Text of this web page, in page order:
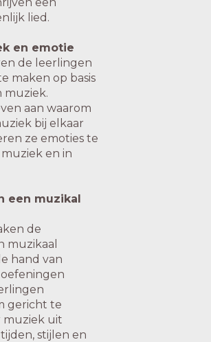
lied.
en emotie
de leerlingen
maken op basis
muziek.
aan waarom
bij elkaar
ze emoties te
en in
een muzikal
de
muzikaal
hand van
gericht te
muziek uit
stijlen en